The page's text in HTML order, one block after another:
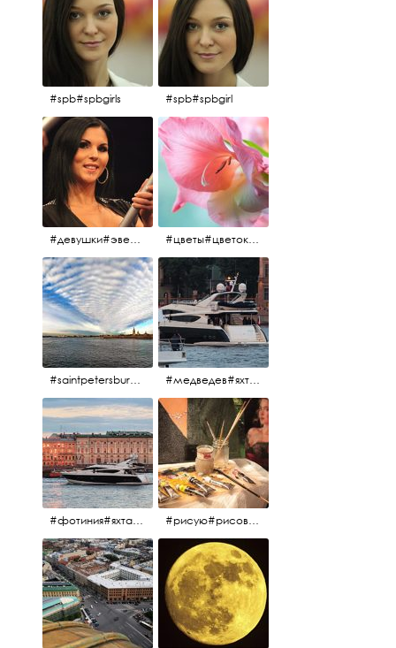
#spb#spbgirls #spb#spbgirl
#девушки#эверласт#everlast#finland#southfinland#helsinki #цветы#цветок#нежность
#saintpetersburg #санктпетербург#нева#троицкиймост#питерскоеутро#петропавловскаякрепость #медведев#яхты#алыепаруса2023#белыеночи2013#санктпетербург #яхтафотиния#yacht#yachtphotinia
#фотиния#яхтафотиния#дмитриймедведев#медведев#яхта#алыепаруса2013#2013#алыепаруса #нева#санктпетербург #yachtphotinia#yacht #рисую#рисовать#краскихолстмасло#картина#холст#кисточки#палитра#художник#портрет#aplgallery